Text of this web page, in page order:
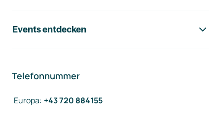
Events entdecken
Telefonnummer
Europa: +43 720 884155